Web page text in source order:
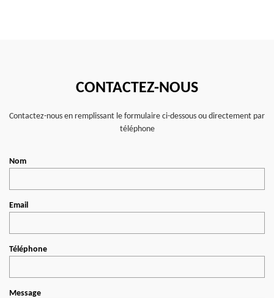
CONTACTEZ-NOUS
Contactez-nous en remplissant le formulaire ci-dessous ou directement par
téléphone
Nom
Email
Téléphone
Message